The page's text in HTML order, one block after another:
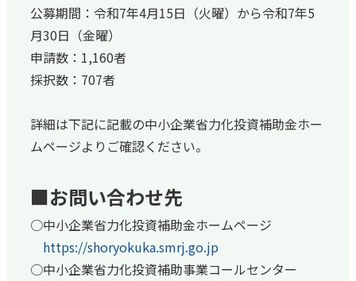
公募期間：令和7年4月15日（火曜）から令和7年5
月30日（金曜）
申請数：1,160者
採択数：707者
詳細は下記に記載の中小企業省力化投資補助金ホー
ムページよりご確認ください。
■お問い合わせ先
○中小企業省力化投資補助金ホームページ
https://shoryokuka.smrj.go.jp
○中小企業省力化投資補助事業コールセンター